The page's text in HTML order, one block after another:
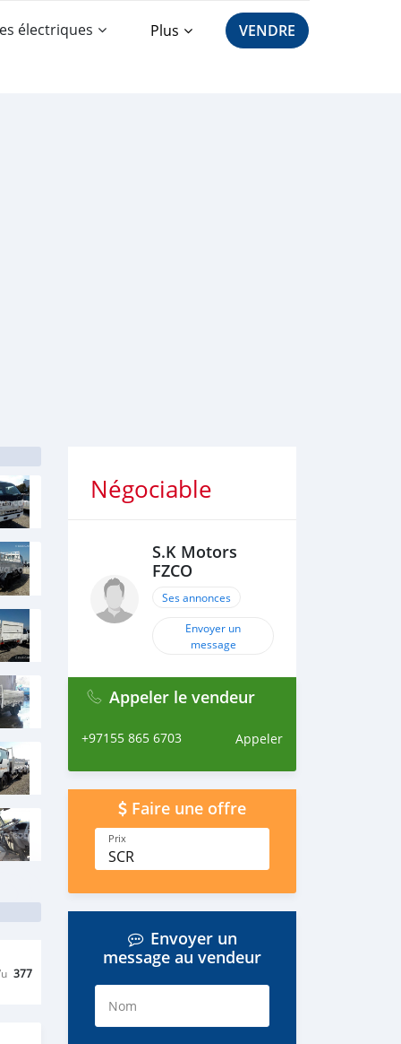
électriques Plus VENDRE
377
Négociable
S.K Motors
FZCO
Ses annonces
Envoyer un
message
Appeler le vendeur
+97155 865 6703 Appeler
Faire une offre
Prix
SCR
Envoyer un
message au vendeur
Nom